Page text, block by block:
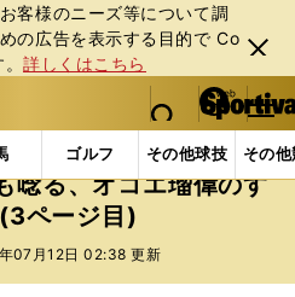
客様のニーズ等について調
の広告を表⽰する⽬的で Co
。詳しくはこちら
閉じ
る
web Sportiva (webスポルティーバ)
検索
マイペ
ー
ジ
メニュ
ゴルフ その他球技 その
野球 鬼教官・池山コーチも唸
唸る、オコエ瑠偉のす
ページ目)
07月12日 02:38 更新